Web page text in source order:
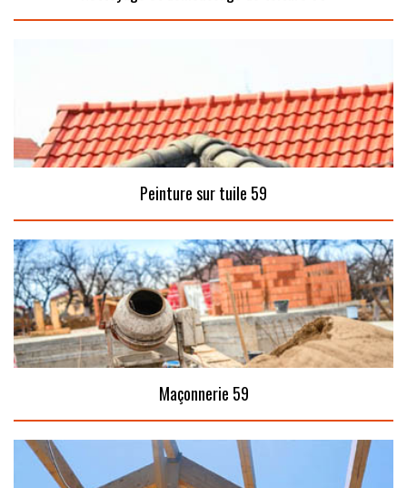
Peinture sur tuile 59
Maçonnerie 59